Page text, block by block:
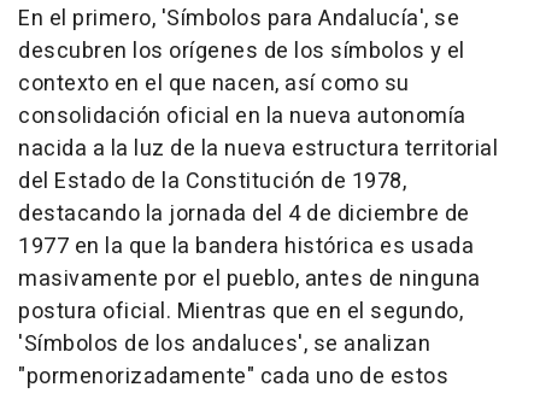
En el primero, 'Símbolos para Andalucía', se
descubren los orígenes de los símbolos y el
contexto en el que nacen, así como su
consolidación oficial en la nueva autonomía
nacida a la luz de la nueva estructura territorial
del Estado de la Constitución de 1978,
destacando la jornada del 4 de diciembre de
1977 en la que la bandera histórica es usada
masivamente por el pueblo, antes de ninguna
postura oficial. Mientras que en el segundo,
'Símbolos de los andaluces', se analizan
"pormenorizadamente" cada uno de estos